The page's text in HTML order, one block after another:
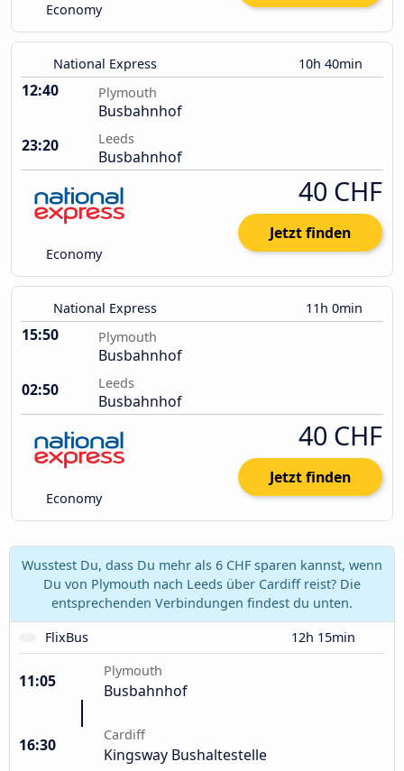
Economy
National Express 10h 40min
12:40 Plymouth
Busbahnhof
23:20
Leeds
Busbahnhof
Economy
40 CHF
Jetzt finden
National Express 11h 0min
15:50 Plymouth
Busbahnhof
02:50
Leeds
Busbahnhof
Economy
40 CHF
Jetzt finden
Wusstest Du, dass Du mehr als 6 CHF sparen kannst, wenn
Du von Plymouth nach Leeds über Cardiff reist? Die
entsprechenden Verbindungen findest du unten.
FlixBus
12h 15min
11:05
Plymouth
Busbahnhof
16:30
Cardiff
Kingsway Bushaltestelle